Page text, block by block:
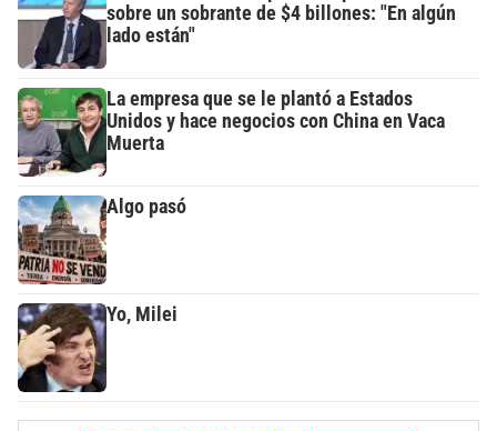
sobre un sobrante de $4 billones: "En algún
lado están"
La empresa que se le plantó a Estados
Unidos y hace negocios con China en Vaca
Muerta
Algo pasó
Yo, Milei